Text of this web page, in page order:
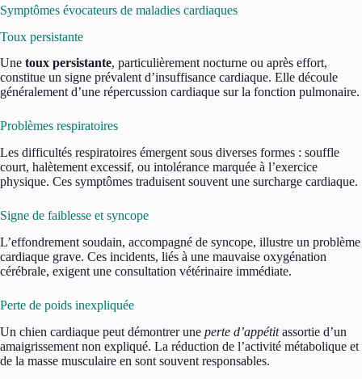
Symptômes évocateurs de maladies cardiaques
Toux persistante
Une toux persistante, particulièrement nocturne ou après effort,
constitue un signe prévalent d’insuffisance cardiaque. Elle découle
généralement d’une répercussion cardiaque sur la fonction pulmonaire.
Problèmes respiratoires
Les difficultés respiratoires émergent sous diverses formes : souffle
court, halètement excessif, ou intolérance marquée à l’exercice
physique. Ces symptômes traduisent souvent une surcharge cardiaque.
Signe de faiblesse et syncope
L’effondrement soudain, accompagné de syncope, illustre un problème
cardiaque grave. Ces incidents, liés à une mauvaise oxygénation
cérébrale, exigent une consultation vétérinaire immédiate.
Perte de poids inexpliquée
Un chien cardiaque peut démontrer une perte d’appétitassortie d’un
amaigrissement non expliqué. La réduction de l’activité métabolique et
de la masse musculaire en sont souvent responsables.